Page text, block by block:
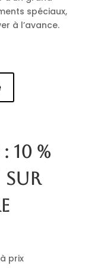
spéciaux,
à l’avance.
%
sur
prix